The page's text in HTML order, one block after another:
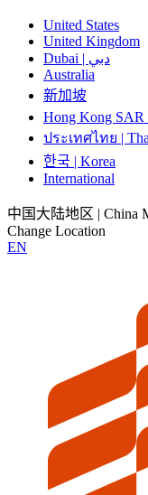
United States
United Kingdom
Dubai | دبي
Australia
新加坡
Hong Kong
ประเทศไทย |
한국 | Korea
International
中国大陆地区 | China
Change Location
EN